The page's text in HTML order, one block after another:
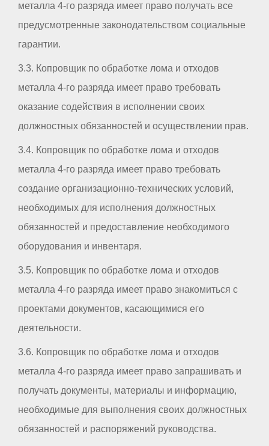
металла 4-го разряда имеет право получать все
предусмотренные законодательством социальные
гарантии.
3.3. Копровщик по обработке лома и отходов
металла 4-го разряда имеет право требовать
оказание содействия в исполнении своих
должностных обязанностей и осуществлении прав.
3.4. Копровщик по обработке лома и отходов
металла 4-го разряда имеет право требовать
создание организационно-технических условий,
необходимых для исполнения должностных
обязанностей и предоставление необходимого
оборудования и инвентаря.
3.5. Копровщик по обработке лома и отходов
металла 4-го разряда имеет право знакомиться с
проектами документов, касающимися его
деятельности.
3.6. Копровщик по обработке лома и отходов
металла 4-го разряда имеет право запрашивать и
получать документы, материалы и информацию,
необходимые для выполнения своих должностных
обязанностей и распоряжений руководства.